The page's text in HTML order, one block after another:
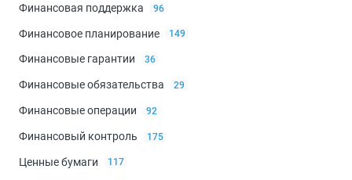
Декларирование 15
Нулевая отчётность 18
Финансовая поддержка 96
Финансовое планирование 149
Финансовые гарантии 36
Финансовые обязательства 29
Финансовые операции 92
Финансовый контроль 175
Ценные бумаги 117